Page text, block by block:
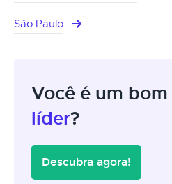
São Paulo
Você é um bom
líder?
Descubra agora!